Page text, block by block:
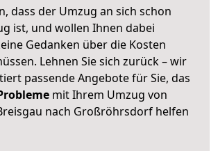
dass der Umzug an sich schon
ist, und wollen Ihnen dabei
Gedanken über die Kosten
Lehnen Sie sich zurück – wir
passende Angebote für Sie, das
mit Ihrem Umzug von
nach Großröhrsdorf helfen